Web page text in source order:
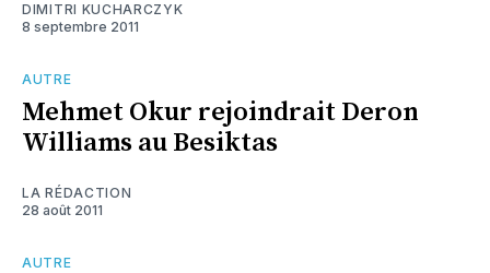
DIMITRI KUCHARCZYK
8 septembre 2011
AUTRE
Mehmet Okur rejoindrait Deron
Williams au Besiktas
LA RÉDACTION
28 août 2011
AUTRE